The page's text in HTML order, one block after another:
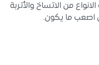
من الاتساخ والأتربة
اصعب ما يكون.